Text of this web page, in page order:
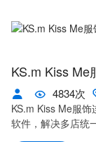
KS.m Kiss Me
4834次
KS.m Kiss Me服
软件，解决多店统